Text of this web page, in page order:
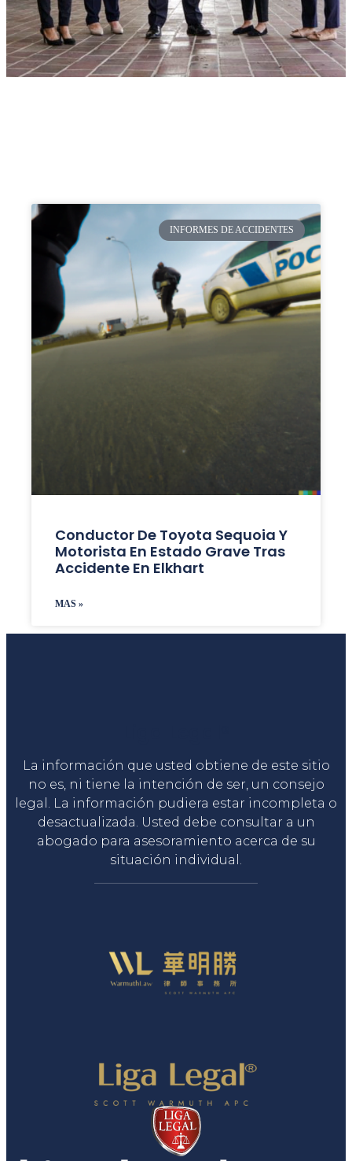
INFORMES DE ACCIDENTES
Conductor De Toyota Sequoia Y
Motorista En Estado Grave Tras
Accidente En Elkhart
MAS »
La información que usted obtiene de este sitio
no es, ni tiene la intención de ser, un consejo
legal. La información pudiera estar incompleta o
desactualizada. Usted debe consultar a un
abogado para asesoramiento acerca de su
situación individual.